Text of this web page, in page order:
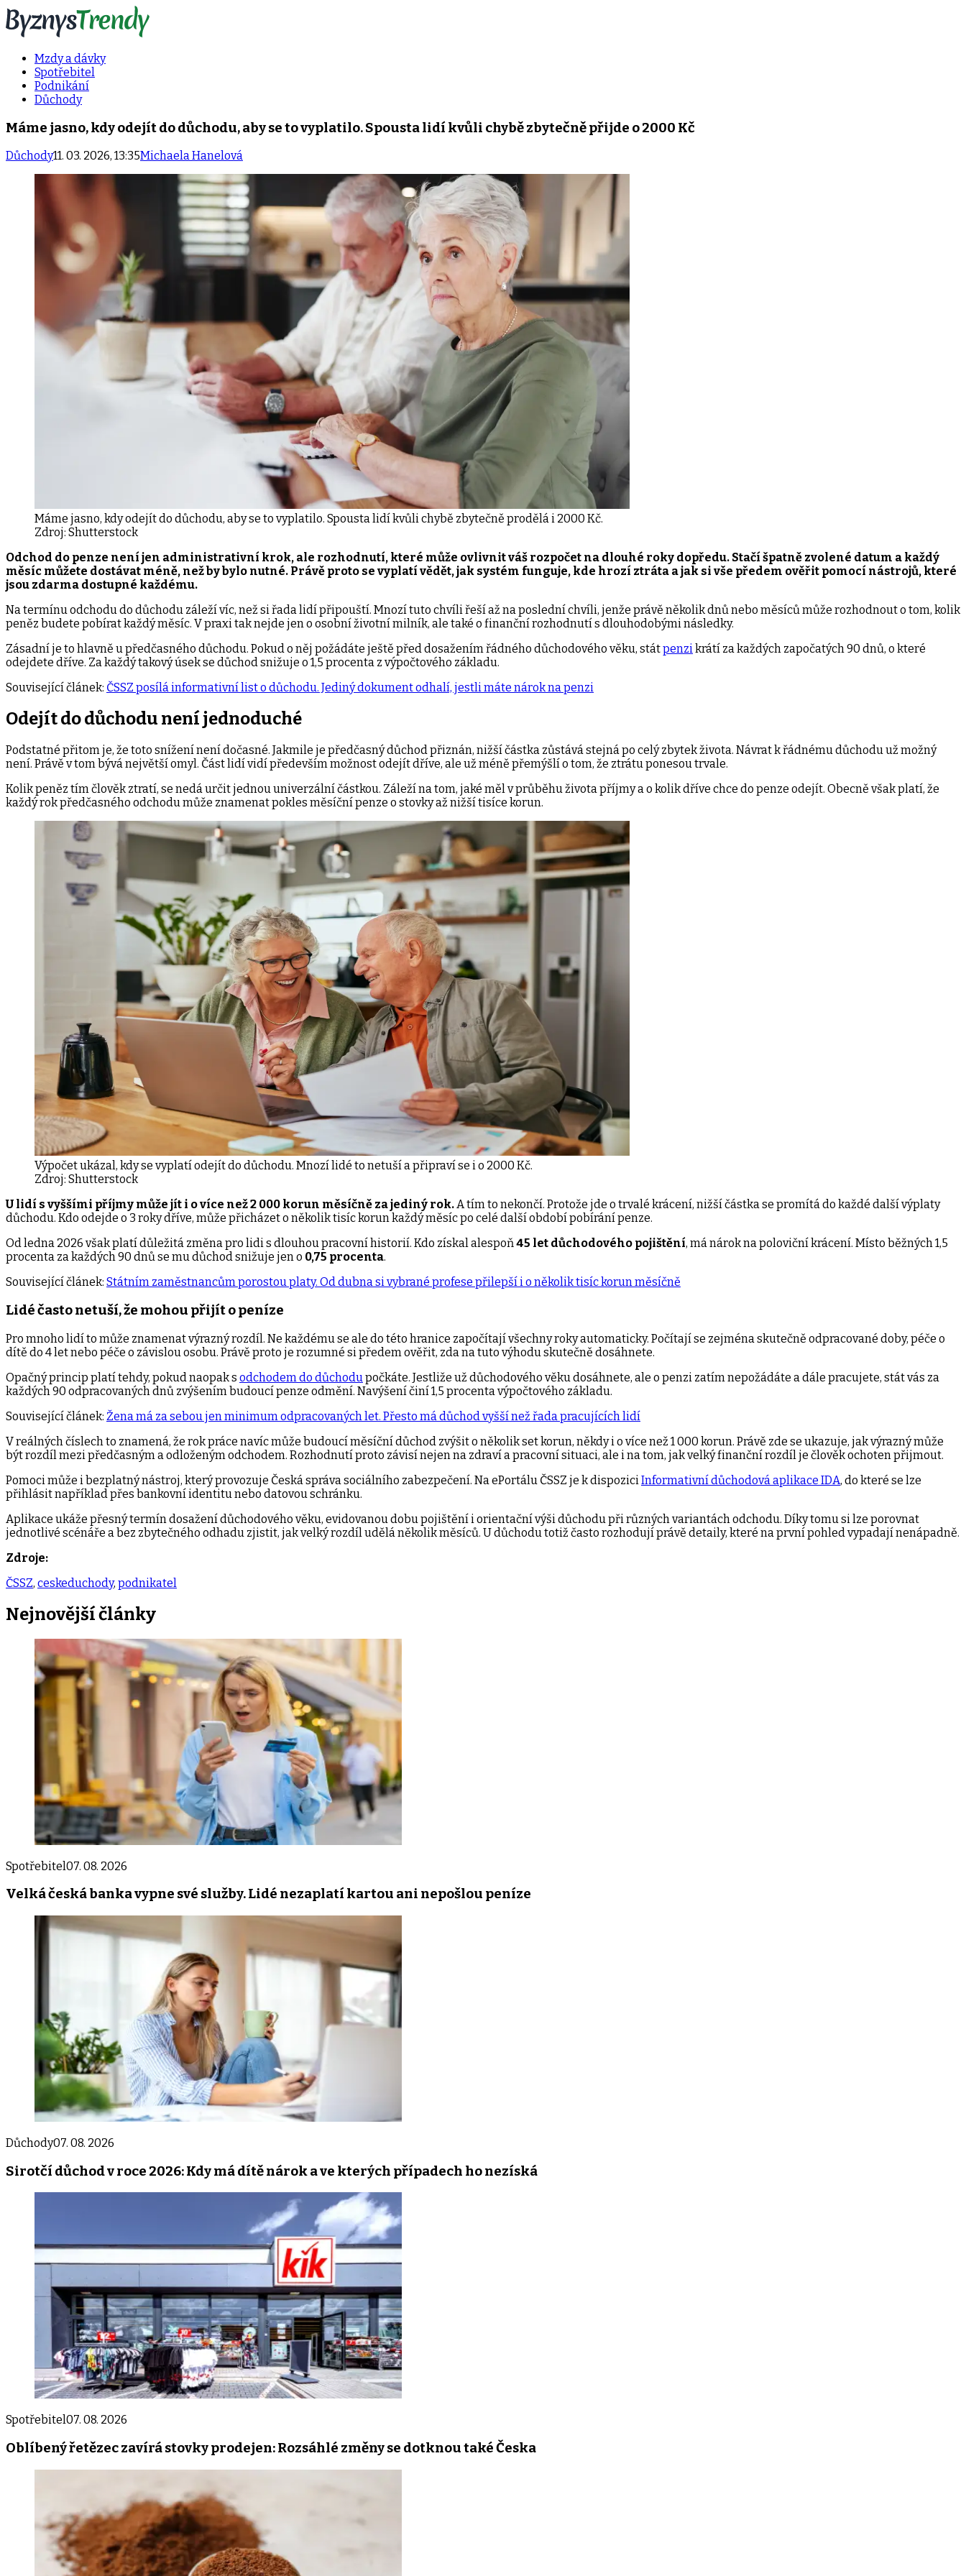
Mzdy a dávky
Spotřebitel
Podnikání
Důchody
Máme jasno, kdy odejít do důchodu, aby se to vyplatilo. Spousta lidí kvůli chybě zbytečně přijde o 2000 Kč
Důchody11. 03. 2026, 13:35Michaela Hanelová
Máme jasno, kdy odejít do důchodu, aby se to vyplatilo. Spousta lidí kvůli chybě zbytečně prodělá i 2000 Kč.
Zdroj: Shutterstock
Odchod do penze není jen administrativní krok, ale rozhodnutí, které může ovlivnit váš rozpočet na dlouhé roky dopředu. Stačí špatně zvolené datum a každý
měsíc můžete dostávat méně, než by bylo nutné. Právě proto se vyplatí vědět, jak systém funguje, kde hrozí ztráta a jak si vše předem ověřit pomocí nástrojů, které
jsou zdarma dostupné každému.
Na termínu odchodu do důchodu záleží víc, než si řada lidí připouští. Mnozí tuto chvíli řeší až na poslední chvíli, jenže právě několik dnů nebo měsíců může rozhodnout o tom, kolik
peněz budete pobírat každý měsíc. V praxi tak nejde jen o osobní životní milník, ale také o finanční rozhodnutí s dlouhodobými následky.
Zásadní je to hlavně u předčasného důchodu. Pokud o něj požádáte ještě před dosažením řádného důchodového věku, státpenzikrátí za každých započatých 90 dnů, o které
odejdete dříve. Za každý takový úsek se důchod snižuje o 1,5 procenta z výpočtového základu.
Související článek: ČSSZ posílá informativní list o důchodu. Jediný dokument odhalí, jestli máte nárok na penzi
Odejít do důchodu není jednoduché
Podstatné přitom je, že toto snížení není dočasné. Jakmile je předčasný důchod přiznán, nižší částka zůstává stejná po celý zbytek života. Návrat k řádnému důchodu už možný
není. Právě v tom bývá největší omyl. Část lidí vidí především možnost odejít dříve, ale už méně přemýšlí o tom, že ztrátu ponesou trvale.
Kolik peněz tím člověk ztratí, se nedá určit jednou univerzální částkou. Záleží na tom, jaké měl v průběhu života příjmy a o kolik dříve chce do penze odejít. Obecně však platí, že
každý rok předčasného odchodu může znamenat pokles měsíční penze o stovky až nižší tisíce korun.
Výpočet ukázal, kdy se vyplatí odejít do důchodu. Mnozí lidé to netuší a připraví se i o 2000 Kč.
Zdroj: Shutterstock
U lidí s vyššími příjmy může jít i o více než 2 000 korun měsíčně za jediný rok.A tím to nekončí. Protože jde o trvalé krácení, nižší částka se promítá do každé další výplaty
důchodu. Kdo odejde o 3 roky dříve, může přicházet o několik tisíc korun každý měsíc po celé další období pobírání penze.
Od ledna 2026 však platí důležitá změna pro lidi s dlouhou pracovní historií. Kdo získal alespoň45 let důchodového pojištění, má nárok na poloviční krácení. Místo běžných 1,5
procenta za každých 90 dnů se mu důchod snižuje jen o 0,75 procenta.
Související článek: Státním zaměstnancům porostou platy. Od dubna si vybrané profese přilepší i o několik tisíc korun měsíčně
Lidé často netuší, že mohou přijít o peníze
Pro mnoho lidí to může znamenat výrazný rozdíl. Ne každému se ale do této hranice započítají všechny roky automaticky. Počítají se zejména skutečně odpracované doby, péče o
dítě do 4 let nebo péče o závislou osobu. Právě proto je rozumné si předem ověřit, zda na tuto výhodu skutečně dosáhnete.
Opačný princip platí tehdy, pokud naopak s odchodem do důchodu počkáte. Jestliže už důchodového věku dosáhnete, ale o penzi zatím nepožádáte a dále pracujete, stát vás za
každých 90 odpracovaných dnů zvýšením budoucí penze odmění. Navýšení činí 1,5 procenta výpočtového základu.
Související článek: Žena má za sebou jen minimum odpracovaných let. Přesto má důchod vyšší než řada pracujících lidí
V reálných číslech to znamená, že rok práce navíc může budoucí měsíční důchod zvýšit o několik set korun, někdy i o více než 1 000 korun. Právě zde se ukazuje, jak výrazný může
být rozdíl mezi předčasným a odloženým odchodem. Rozhodnutí proto závisí nejen na zdraví a pracovní situaci, ale i na tom, jak velký finanční rozdíl je člověk ochoten přijmout.
Pomoci může i bezplatný nástroj, který provozuje Česká správa sociálního zabezpečení. Na ePortálu ČSSZ je k dispozici Informativní důchodová aplikace IDA, do které se lze
přihlásit například přes bankovní identitu nebo datovou schránku.
Aplikace ukáže přesný termín dosažení důchodového věku, evidovanou dobu pojištění i orientační výši důchodu při různých variantách odchodu. Díky tomu si lze porovnat
jednotlivé scénáře a bez zbytečného odhadu zjistit, jak velký rozdíl udělá několik měsíců. U důchodu totiž často rozhodují právě detaily, které na první pohled vypadají nenápadně.
Zdroje:
ČSSZ, ceskeduchody, podnikatel
Nejnovějšíčlánky
Spotřebitel07. 08. 2026
Velká česká banka vypne své služby. Lidé nezaplatí kartou ani nepošlou peníze
Důchody07. 08. 2026
Sirotčí důchod v roce 2026: Kdy má dítě nárok a ve kterých případech ho nezíská
Spotřebitel07. 08. 2026
Oblíbený řetězec zavírá stovky prodejen: Rozsáhlé změny se dotknou také Česka